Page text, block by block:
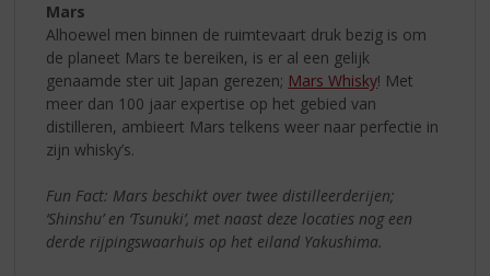
Mars
Alhoewel men binnen de ruimtevaart druk bezig is om
de planeet Mars te bereiken, is er al een gelijk
genaamde ster uit Japan gerezen; Mars Whisky! Met
meer dan 100 jaar expertise op het gebied van
distilleren, ambieert Mars telkens weer naar perfectie in
zijn whisky’s.
Fun Fact: Mars beschikt over twee distilleerderijen;
‘Shinshu’ en ‘Tsunuki’, met naast deze locaties nog een
derde rijpingswaarhuis op het eiland Yakushima.